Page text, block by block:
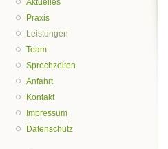
Aktuelles
Praxis
Leistungen
Team
Sprechzeiten
Anfahrt
Kontakt
Impressum
Datenschutz